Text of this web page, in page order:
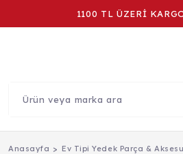
1100 TL ÜZERİ
Anasayfa Ev Tipi Yedek Parça &